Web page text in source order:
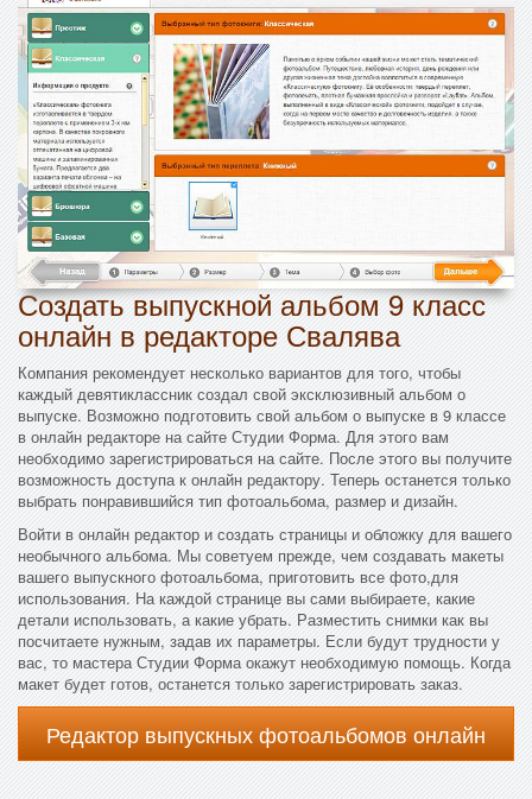
Создать выпускной альбом 9 класс
онлайн в редакторе Свалява
Компания рекомендует несколько вариантов для того, чтобы
каждый девятиклассник создал свой эксклюзивный альбом о
выпуске. Возможно подготовить свой альбом о выпуске в 9 классе
в онлайн редакторе на сайте Студии Форма. Для этого вам
необходимо зарегистрироваться на сайте. После этого вы получите
возможность доступа к онлайн редактору. Теперь останется только
выбрать понравившийся тип фотоальбома, размер и дизайн.
Войти в онлайн редактор и создать страницы и обложку для вашего
необычного альбома. Мы советуем прежде, чем создавать макеты
вашего выпускного фотоальбома, приготовить все фото,для
использования. На каждой странице вы сами выбираете, какие
детали использовать, а какие убрать. Разместить снимки как вы
посчитаете нужным, задав их параметры. Если будут трудности у
вас, то мастера Студии Форма окажут необходимую помощь. Когда
макет будет готов, останется только зарегистрировать заказ.
Редактор выпускных фотоальбомов онлайн